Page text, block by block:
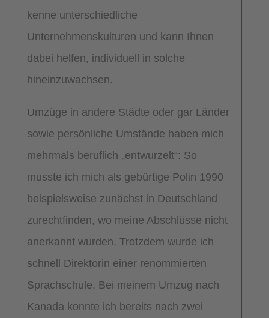
kenne unterschiedliche
Unternehmenskulturen und kann Ihnen
dabei helfen, individuell in solche
hineinzuwachsen.
Umzüge in andere Städte oder gar Länder
sowie persönliche Umstände haben mich
mehrmals beruflich „entwurzelt“: So
musste ich mich als gebürtige Polin 1990
beispielsweise zunächst in Deutschland
zurechtfinden, wo meine Abschlüsse nicht
anerkannt wurden. Trotzdem wurde ich
schnell Direktorin einer renommierten
Sprachschule. Bei meinem Umzug nach
Kanada konnte ich bereits nach zwei